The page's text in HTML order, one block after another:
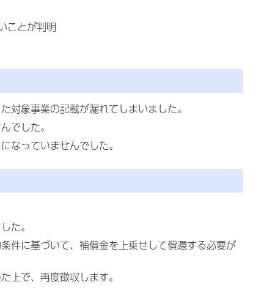
ことが判明
対象事業の記載が漏れてしまいました。
でした。
なっていませんでした。
た。
件に基づいて、補償金を上乗せして償還する必要が
上で、再度徴収します。